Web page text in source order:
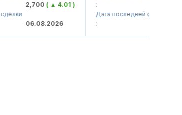
2,700( ▲ 4.01 )
06.08.2026
Дата последней сделки